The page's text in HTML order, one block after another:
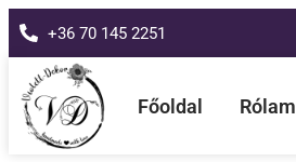
+36 70 145 2251
Főoldal Rólam